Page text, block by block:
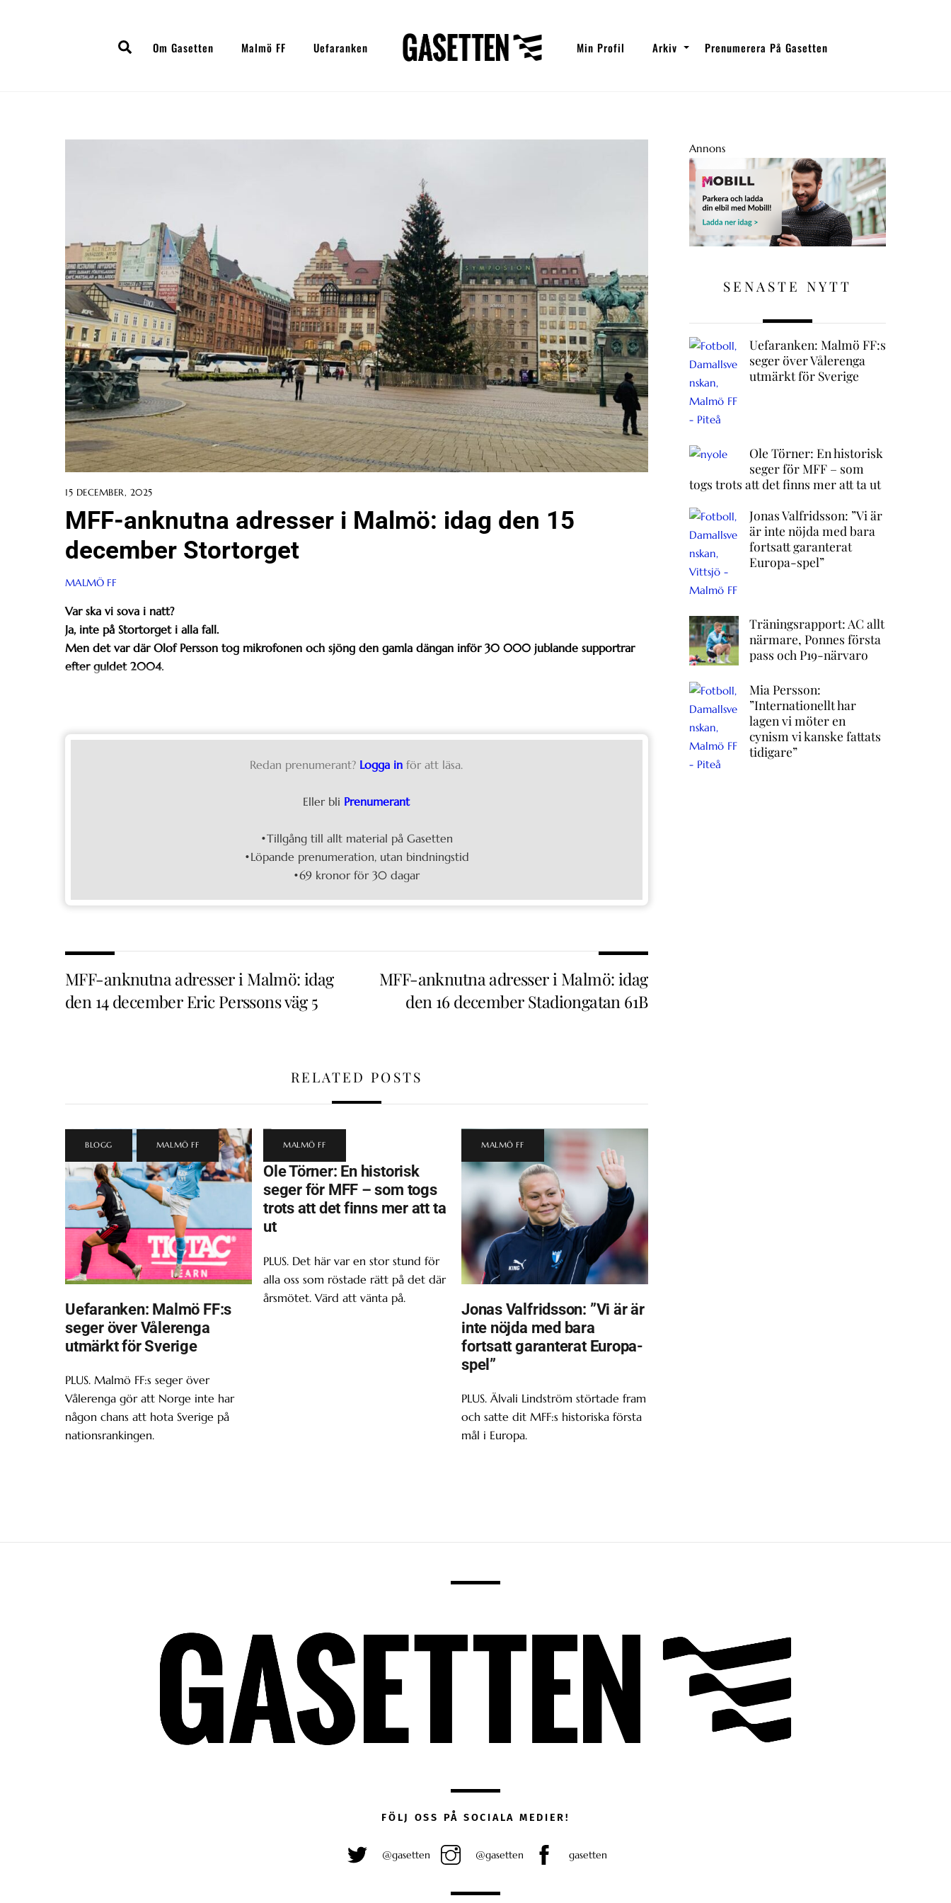
SearchOm Gasetten Malmö FF Uefaranken Min Profil Arkiv Prenumerera På Gasetten
15 DECEMBER, 2025
MFF-anknutna adresser i Malmö: idag den 15
december Stortorget
MALMÖ FF
Var ska vi sova i natt?
Ja, inte på Stortorget i alla fall.
Men det var där Olof Persson tog mikrofonen och sjöng den gamla dängan inför 30 000 jublande supportrar
efter guldet 2004.
Redan prenumerant? Logga in för att läsa.
Eller bli Prenumerant
•Tillgång till allt material på Gasetten
•Löpande prenumeration, utan bindningstid
•69 kronor för 30 dagar
MFF-anknutna adresser i Malmö: idag
den 14 december Eric Perssons väg 5
MFF-anknutna adresser i Malmö: idag
den 16 december Stadiongatan 61B
RELATED POSTS
BLOGG MALMÖ FF
Uefaranken: Malmö FF:s
seger över Vålerenga
utmärkt för Sverige
PLUS. Malmö FF:s seger över
Vålerenga gör att Norge inte har
någon chans att hota Sverige på
nationsrankingen.
MALMÖ FF
Ole Törner: En historisk
seger för MFF – som togs
trots att det finns mer att ta
ut
PLUS. Det här var en stor stund för
alla oss som röstade rätt på det där
årsmötet. Värd att vänta på.
MALMÖ FF
Jonas Valfridsson: ”Vi är är
inte nöjda med bara
fortsatt garanterat Europa-
spel”
PLUS. Älvali Lindström störtade fram
och satte dit MFF:s historiska första
mål i Europa.
Annons
SENASTE NYTT
Uefaranken: Malmö FF:s
seger över Vålerenga
utmärkt för Sverige
Ole Törner: En historisk
seger för MFF – som
togs trots att det finns mer att ta ut
Jonas Valfridsson: ”Vi är
är inte nöjda med bara
fortsatt garanterat
Europa-spel”
Träningsrapport: AC allt
närmare, Ponnes första
pass och P19-närvaro
Mia Persson:
”Internationellt har
lagen vi möter en
cynism vi kanske fattats
tidigare”
FÖLJ OSS PÅ SOCIALA MEDIER!
@gasetten @gasetten gasetten